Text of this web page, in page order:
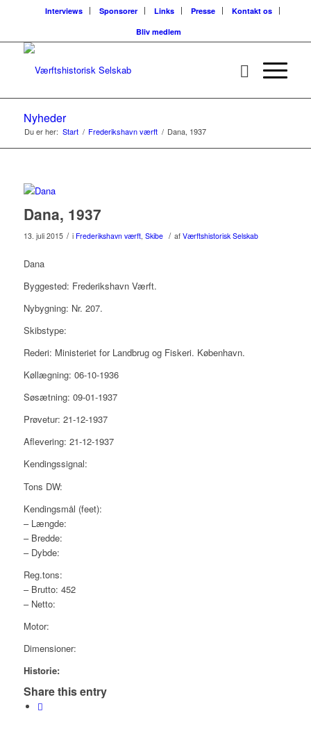
Interviews Sponsorer Links Presse
Kontakt os
Bliv medlem
Nyheder
Du er her: Start / Frederikshavn værft / Dana, 1937
Dana, 1937
13. juli 2015 / i Frederikshavn værft, Skibe / af Værftshistorisk Selskab
Dana
Byggested: Frederikshavn Værft.
Nybygning: Nr. 207.
Skibstype:
Rederi: Ministeriet for Landbrug og Fiskeri. København.
Køllægning: 06-10-1936
Søsætning: 09-01-1937
Prøvetur: 21-12-1937
Aflevering: 21-12-1937
Kendingssignal:
Tons DW:
Kendingsmål (feet):
– Længde:
– Bredde:
– Dybde:
Reg.tons:
– Brutto: 452
– Netto:
Motor:
Dimensioner:
Historie:
Share this entry